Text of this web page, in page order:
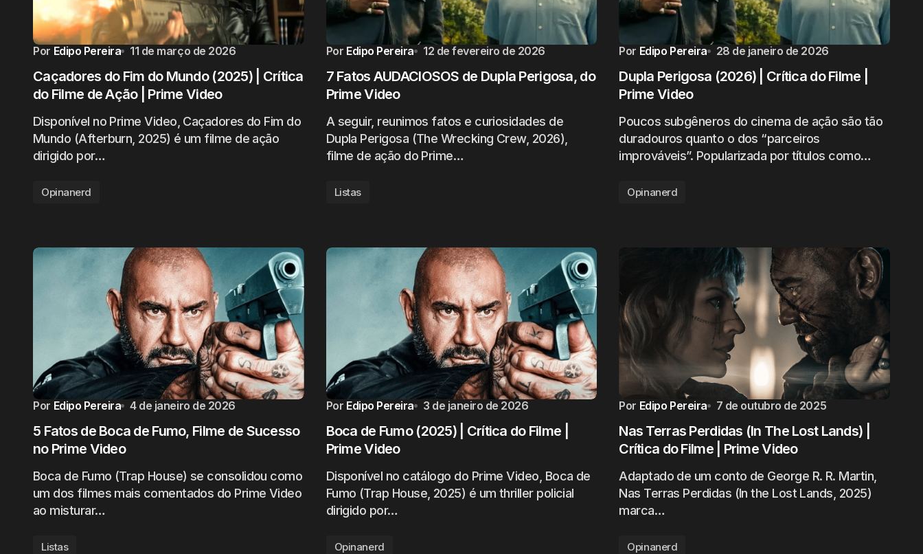
Por Edipo Pereira 11 de março de 2026
Caçadores do Fim do Mundo (2025) | Crítica
do Filme de Ação | Prime Video
Disponível no Prime Video, Caçadores do Fim do
Mundo (Afterburn, 2025) é um filme de ação
dirigido por…
Opinanerd
Por Edipo Pereira 12 de fevereiro de 2026
7 Fatos AUDACIOSOS de Dupla Perigosa, do
Prime Video
A seguir, reunimos fatos e curiosidades de
Dupla Perigosa (The Wrecking Crew, 2026),
filme de ação do Prime…
Listas
Por Edipo Pereira 28 de janeiro de 2026
Dupla Perigosa (2026) | Crítica do Filme |
Prime Video
Poucos subgêneros do cinema de ação são tão
duradouros quanto o dos “parceiros
improváveis”. Popularizada por títulos como…
Opinanerd
Por Edipo Pereira 4 de janeiro de 2026
5 Fatos de Boca de Fumo, Filme de Sucesso
no Prime Video
Boca de Fumo (Trap House) se consolidou como
um dos filmes mais comentados do Prime Video
ao misturar…
Listas
Por Edipo Pereira 3 de janeiro de 2026
Boca de Fumo (2025) | Crítica do Filme |
Prime Video
Disponível no catálogo do Prime Video, Boca de
Fumo (Trap House, 2025) é um thriller policial
dirigido por…
Opinanerd
Por Edipo Pereira 7 de outubro de 2025
Nas Terras Perdidas (In The Lost Lands) |
Crítica do Filme | Prime Video
Adaptado de um conto de George R. R. Martin,
Nas Terras Perdidas (In the Lost Lands, 2025)
marca…
Opinanerd